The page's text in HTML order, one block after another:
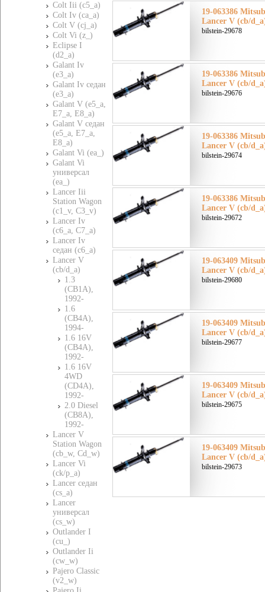
Colt Iii (c5_a)
Colt Iv (ca_a)
Colt V (cj_a)
Colt Vi (z_)
Eclipse I
(d2_a)
Galant Iv
(e3_a)
Galant Iv седан
(e3_a)
Galant V (e5_a,
E7_a, E8_a)
Galant V седан
(e5_a, E7_a,
E8_a)
Galant Vi (ea_)
Galant Vi
универсал
(ea_)
Lancer Iii
Station Wagon
(c1_v, C3_v)
Lancer Iv
(c6_a, C7_a)
Lancer Iv
седан (c6_a)
Lancer V
(cb/d_a)
1.3
(CB1A),
1992-
1.6
(CB4A),
1994-
1.6 16V
(CB4A),
1992-
1.6 16V
4WD
(CD4A),
1992-
2.0 Diesel
(CB8A),
1992-
Lancer V
Station Wagon
(cb_w, Cd_w)
Lancer Vi
(ck/p_a)
Lancer седан
(cs_a)
Lancer
универсал
(cs_w)
Outlander I
(cu_)
Outlander Ii
(cw_w)
Pajero Classic
(v2_w)
19-063386
Lancer V (cb/
bilstein-29678
19-063386
Lancer V (cb/
bilstein-29676
19-063386
Lancer V (cb/
bilstein-29674
19-063386
Lancer V (cb/
bilstein-29672
19-063409
Lancer V (cb/
bilstein-29680
19-063409
Lancer V (cb/
bilstein-29677
19-063409
Lancer V (cb/
bilstein-29675
19-063409
Lancer V (cb/
bilstein-29673